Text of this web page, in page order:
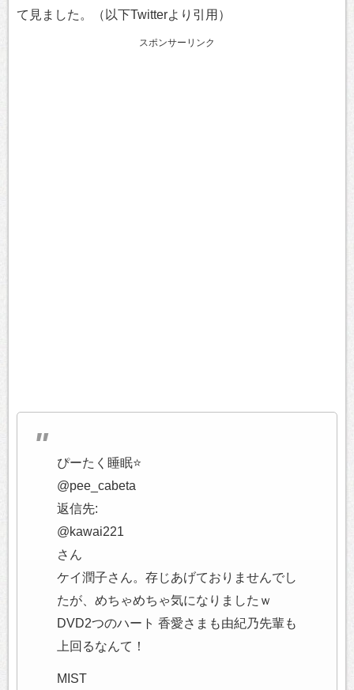
て見ました。（以下Twitterより引用）
スポンサーリンク
ぴーたく睡眠⭐
@pee_cabeta
返信先:
@kawai221
さん
ケイ潤子さん。存じあげておりませんでし
たが、めちゃめちゃ気になりましたｗ
DVD2つのハート 香愛さまも由紀乃先輩も
上回るなんて！
MIST